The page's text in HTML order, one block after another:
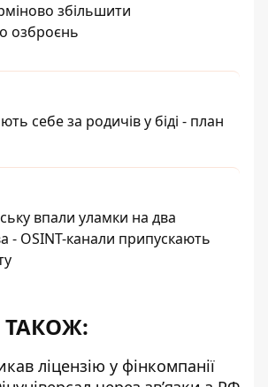
збільшити
озброєнь
себе за родичів у біді - план
впали уламки на два
- OSINT-канали припускають
ТАКОЖ:
ліцензію у фінкомпанії